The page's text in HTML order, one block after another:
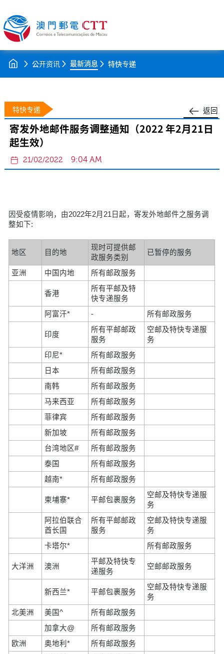
公开资讯 最新消息 特快专递
返回
特快专递
寄发外地邮件服务调整通知（2022 年2月21日
起生效）
21/02/2022 9:04 AM
因受疫情影响，由2022年2月21日起，寄发外地邮件之服务调
整如下:
地区 目的地
现时可提供邮
政服务类别
已暂停的服务
亚洲 中国内地 所有邮政服务
香港
所有平邮及特
快专递服务
阿富汗*
- 所有邮政服务
印度
所有平邮邮政
服务
空邮及特快专递服
务
印尼*
所有邮政服务
日本
所有邮政服务
南韩
所有邮政服务
马来西亚
所有邮政服务
菲律宾
所有邮政服务
新加坡
所有邮政服务
台湾地区#
所有邮政服务
泰国
所有邮政服务
越南*
所有邮政服务
柬埔寨* 平邮包裹服务
空邮及特快专递服
务
阿拉伯联合
酋长国
所有平邮邮政
服务
空邮及特快专递服
务
卡塔尔*
所有邮政服务
大洋洲 澳洲
平邮及特快专
递服务
空邮邮政服务
新西兰* 平邮包裹服务
空邮及特快专递服
务
北美洲
美国^
所有邮政服务
加拿大@
所有邮政服务
欧洲
奥地利*
所有邮政服务